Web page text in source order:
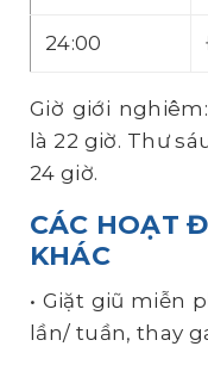
24:00
Giờ giới
là 22 giờ. Thư
24 giờ.
CÁC HOẠT
KHÁC
• Giặt giũ miễn
lần/ tuần, thay